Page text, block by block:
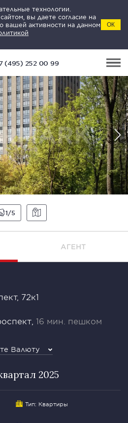
технологии.
вы даете согласие на
вашей активности на данном
ОК
(495) 252 00 99
1 5
АГЕНТ
72к1
16 мин. пешком
Валюту
2025
Тип: Квартиры